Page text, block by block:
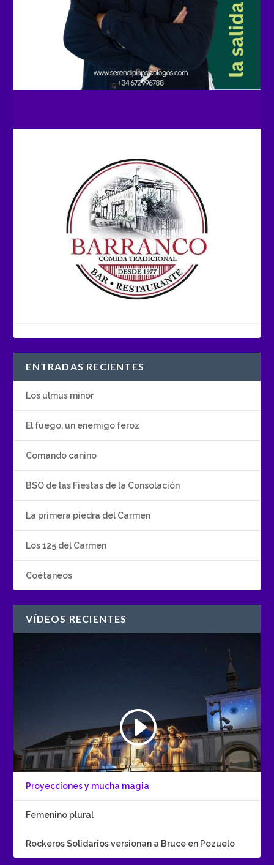
ENTRADAS RECIENTES
Los ulmus minor
El fuego, un enemigo feroz
Comando canino
BSO de las Fiestas de la Consolación
La primera piedra del Carmen
Los 125 del Carmen
Coétaneos
VÍDEOS RECIENTES
Proyecciones y mucha magia
Femenino plural
Rockeros Solidarios versionan a Bruce en Pozuelo